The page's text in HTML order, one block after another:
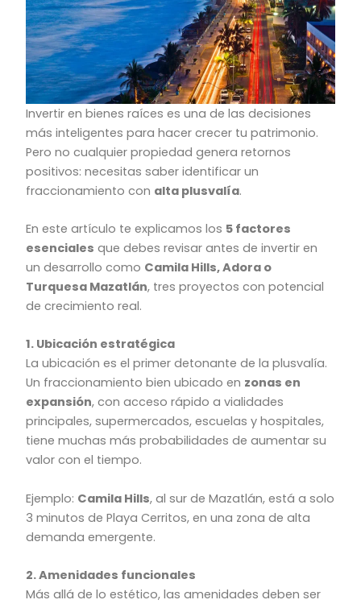
Invertir en bienes raíces es una de las decisiones
más inteligentes para hacer crecer tu patrimonio.
Pero no cualquier propiedad genera retornos
positivos: necesitas saber identificar un
fraccionamiento con alta plusvalía.
En este artículo te explicamos los 5 factores
esenciales que debes revisar antes de invertir en
un desarrollo como Camila Hills, Adora o
Turquesa Mazatlán, tres proyectos con potencial
de crecimiento real.
1. Ubicación estratégica
La ubicación es el primer detonante de la plusvalía.
Un fraccionamiento bien ubicado en zonas en
expansión, con acceso rápido a vialidades
principales, supermercados, escuelas y hospitales,
tiene muchas más probabilidades de aumentar su
valor con el tiempo.
Ejemplo: Camila Hills, al sur de Mazatlán, está a solo
3 minutos de Playa Cerritos, en una zona de alta
demanda emergente.
2. Amenidades funcionales
Más allá de lo estético, las amenidades deben ser